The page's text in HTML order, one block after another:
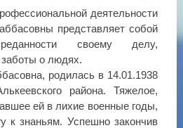
деятельности
представляет собой
своему делу,
о людях.
родилась в 14.01.1938
района. Тяжелое,
ей в лихие военные годы,
к знаньям. Успешно закончив